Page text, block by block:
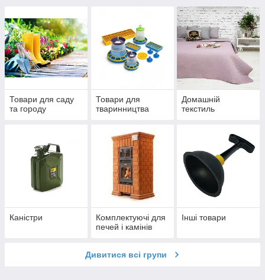
Товари для саду
та городу
Товари для
тваринництва
Домашній
текстиль
Каністри
Комплектуючі для
печей і камінів
Інші товари
Дивитися всі групи